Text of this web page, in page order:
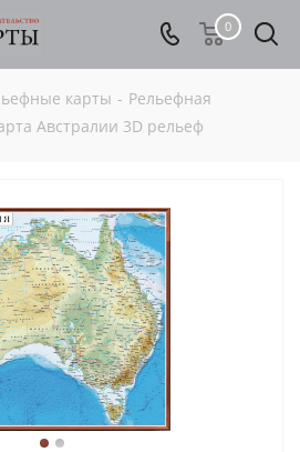
0
карты - Рельефная
Австралии 3D рельеф